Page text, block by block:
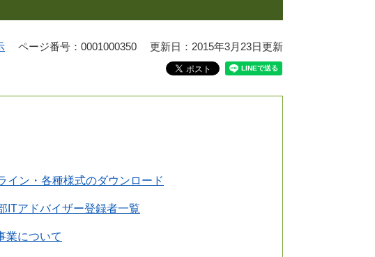
ページ番号：0001000350 更新日：2015年3月23日更新
イン・各種様式のダウンロード
ITアドバイザー登録者一覧
業について